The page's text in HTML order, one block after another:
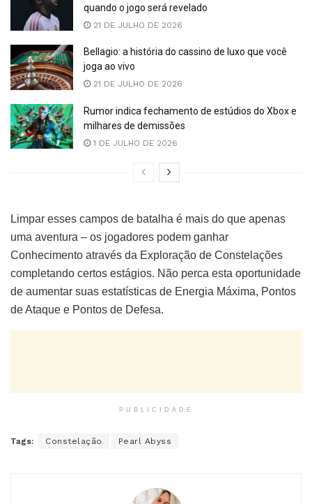
quando o jogo será revelado
21 DE JULHO DE 2026
Bellagio: a história do cassino de luxo que você
joga ao vivo
21 DE JULHO DE 2026
Rumor indica fechamento de estúdios do Xbox e
milhares de demissões
1 DE JULHO DE 2026
Limpar esses campos de batalha é mais do que apenas
uma aventura – os jogadores podem ganhar
Conhecimento através da Exploração de Constelações
completando certos estágios. Não perca esta oportunidade
de aumentar suas estatísticas de Energia Máxima, Pontos
de Ataque e Pontos de Defesa.
PUBLICIDADE
Tags: Constelação Pearl Abyss